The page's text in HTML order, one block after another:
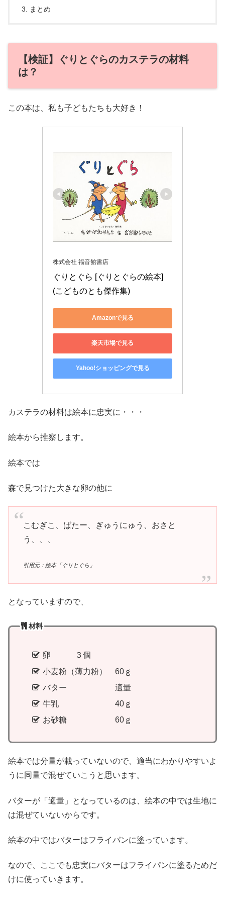
まとめ
【検証】ぐりとぐらのカステラの材料
は？
この本は、私も子どもたちも大好き！
株式会社 福音館書店
ぐりとぐら [ぐりとぐらの絵本]
(こどものとも傑作集)
Amazonで見る
楽天市場で見る
Yahoo!ショッピングで見る
カステラの材料は絵本に忠実に・・・
絵本から推察します。
絵本では
森で見つけた大きな卵の他に
こむぎこ、ばたー、ぎゅうにゅう、おさと
う、、、
引用元：絵本「ぐりとぐら」
となっていますので、
材料
卵 ３個
小麦粉（薄力粉） 60ｇ
バター 適量
牛乳 40ｇ
お砂糖 60ｇ
絵本では分量が載っていないので、適当にわかりやすいよ
うに同量で混ぜていこうと思います。
バターが「適量」となっているのは、絵本の中では生地に
は混ぜていないからです。
絵本の中ではバターはフライパンに塗っています。
なので、ここでも忠実にバターはフライパンに塗るためだ
けに使っていきます。